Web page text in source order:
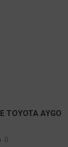
TOYOTA AYGO
0